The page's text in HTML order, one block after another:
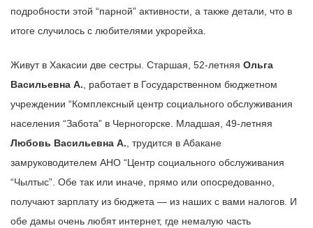
подробности этой “парной” активности, а также детали, что в
итоге случилось с любителями укрорейха.
Живут в Хакасии две сестры. Старшая, 52-летняя Ольга
Васильевна А. , работает в Государственном бюджетном
учреждении “Комплексный центр социального обслуживания
населения “Забота” в Черногорске. Младшая, 49-летняя
Любовь Васильевна А. , трудится в Абакане
замруководителем АНО “Центр социального обслуживания
“Чылтыс”. Обе так или иначе, прямо или опосредованно,
получают зарплату из бюджета — из наших с вами налогов. И
обе дамы очень любят интернет, где немалую часть